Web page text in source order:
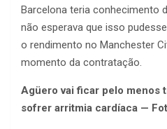
Barcelona teria conhecimento
não esperava que isso
o rendimento no Manchester
momento da contratação.
Agüero vai ficar pelo menos
sofrer arritmia cardíaca —